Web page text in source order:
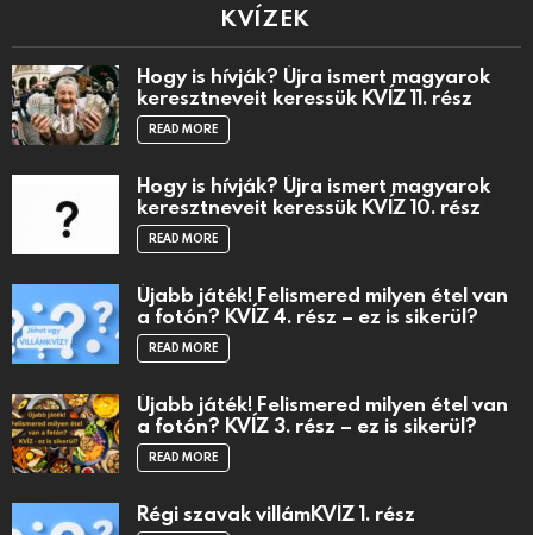
KVÍZEK
Hogy is hívják? Újra ismert magyarok
keresztneveit keressük KVÍZ 11. rész
READ MORE
Hogy is hívják? Újra ismert magyarok
keresztneveit keressük KVÍZ 10. rész
READ MORE
Újabb játék! Felismered milyen étel van
a fotón? KVÍZ 4. rész – ez is sikerül?
READ MORE
Újabb játék! Felismered milyen étel van
a fotón? KVÍZ 3. rész – ez is sikerül?
READ MORE
Régi szavak villámKVÍZ 1. rész